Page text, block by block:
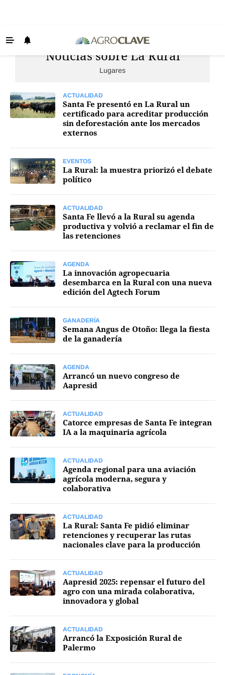
Lechería
Agenda
Regionales
Agronegocios
Seguinos
Noticias sobre La Rural
Lugares
ACTUALIDAD
Santa Fe presentó en La Rural un
certificado para acreditar producción
sin deforestación ante los mercados
externos
EVENTOS
La Rural: la muestra priorizó el debate
político
ACTUALIDAD
Santa Fe llevó a la Rural su agenda
productiva y volvió a reclamar el fin de
las retenciones
AGENDA
La innovación agropecuaria
desembarca en la Rural con una nueva
edición del Agtech Forum
GANADERÍA
Semana Angus de Otoño: llega la fiesta
de la ganadería
AGENDA
Arrancó un nuevo congreso de
Aapresid
ACTUALIDAD
Catorce empresas de Santa Fe integran
IA a la maquinaria agrícola
ACTUALIDAD
Agenda regional para una aviación
agrícola moderna, segura y
colaborativa
ACTUALIDAD
La Rural: Santa Fe pidió eliminar
retenciones y recuperar las rutas
nacionales clave para la producción
ACTUALIDAD
Aapresid 2025: repensar el futuro del
agro con una mirada colaborativa,
innovadora y global
ACTUALIDAD
Arrancó la Exposición Rural de
Palermo